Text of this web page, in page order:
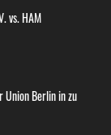
vs. HAM
Union Berlin in zu